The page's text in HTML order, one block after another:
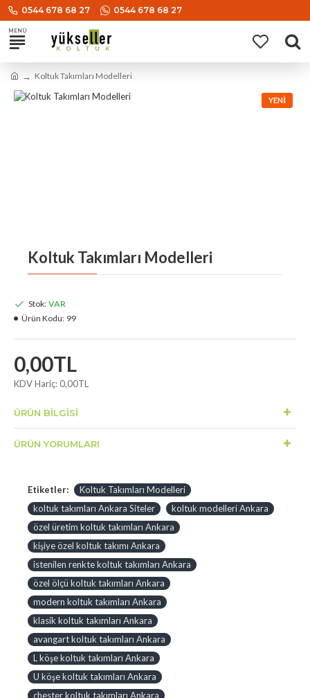
0544 678 68 27 0544 678 68 27
Koltuk Takımları Modelleri
YENI
Koltuk Takımları Modelleri
0,00TL
KDV Hariç:0,00TL
Stok: VAR
Ürün Kodu: 99
ÜRÜN BILGISI
ÜRÜN YORUMLARI
Etiketler:
Koltuk Takımları Modelleri
koltuk takımları Ankara Siteler
koltuk modelleri Ankara
özel üretim koltuk takımları Ankara
kişiye özel koltuk takımı Ankara
istenilen renkte koltuk takımları Ankara
özel ölçü koltuk takımları Ankara
modern koltuk takımları Ankara
klasik koltuk takımları Ankara
avangart koltuk takımları Ankara
L köşe koltuk takımları Ankara
U köşe koltuk takımları Ankara
chester koltuk takımları Ankara